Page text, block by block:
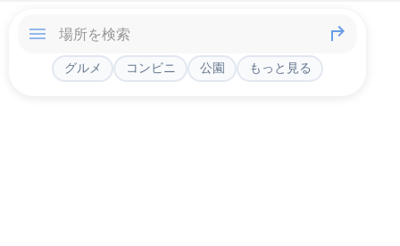
グルメ コンビニ 公園 もっと見る